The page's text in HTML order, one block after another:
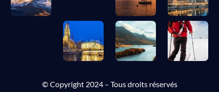
© Copyright 2024 – Tous droits réservés